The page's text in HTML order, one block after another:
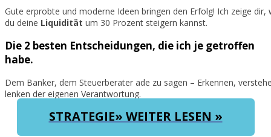
Gute erprobte und moderne Ideen bringen den Erfolg! Ich zeige dir,
du deine Liquidität um 30 Prozent steigern kannst.
Die 2 besten Entscheidungen, die ich je getroffen
habe.
Dem Banker, dem Steuerberater ade zu sagen – Erkennen,
lenken der eigenen Verantwortung.
STRATEGIE» WEITER LESEN »